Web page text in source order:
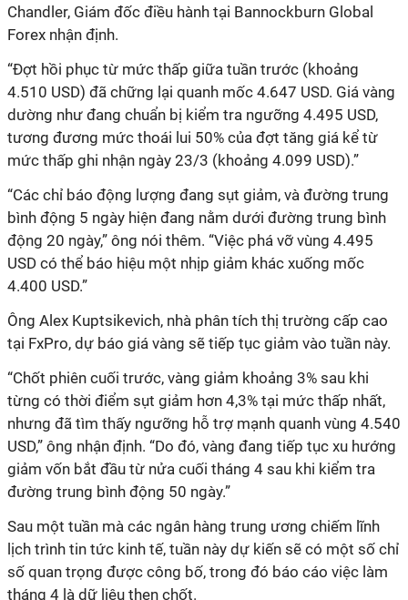
Chandler, Giám đốc điều hành tại Bannockburn Global
Forex nhận định.
“Đợt hồi phục từ mức thấp giữa tuần trước (khoảng
4.510 USD) đã chững lại quanh mốc 4.647 USD. Giá vàng
dường như đang chuẩn bị kiểm tra ngưỡng 4.495 USD,
tương đương mức thoái lui 50% của đợt tăng giá kể từ
mức thấp ghi nhận ngày 23/3 (khoảng 4.099 USD).”
“Các chỉ báo động lượng đang sụt giảm, và đường trung
bình động 5 ngày hiện đang nằm dưới đường trung bình
động 20 ngày,” ông nói thêm. “Việc phá vỡ vùng 4.495
USD có thể báo hiệu một nhịp giảm khác xuống mốc
4.400 USD.”
Ông Alex Kuptsikevich, nhà phân tích thị trường cấp cao
tại FxPro, dự báo giá vàng sẽ tiếp tục giảm vào tuần này.
“Chốt phiên cuối trước, vàng giảm khoảng 3% sau khi
từng có thời điểm sụt giảm hơn 4,3% tại mức thấp nhất,
nhưng đã tìm thấy ngưỡng hỗ trợ mạnh quanh vùng 4.540
USD,” ông nhận định. “Do đó, vàng đang tiếp tục xu hướng
giảm vốn bắt đầu từ nửa cuối tháng 4 sau khi kiểm tra
đường trung bình động 50 ngày.”
Sau một tuần mà các ngân hàng trung ương chiếm lĩnh
lịch trình tin tức kinh tế, tuần này dự kiến sẽ có một số chỉ
số quan trọng được công bố, trong đó báo cáo việc làm
tháng 4 là dữ liệu then chốt.